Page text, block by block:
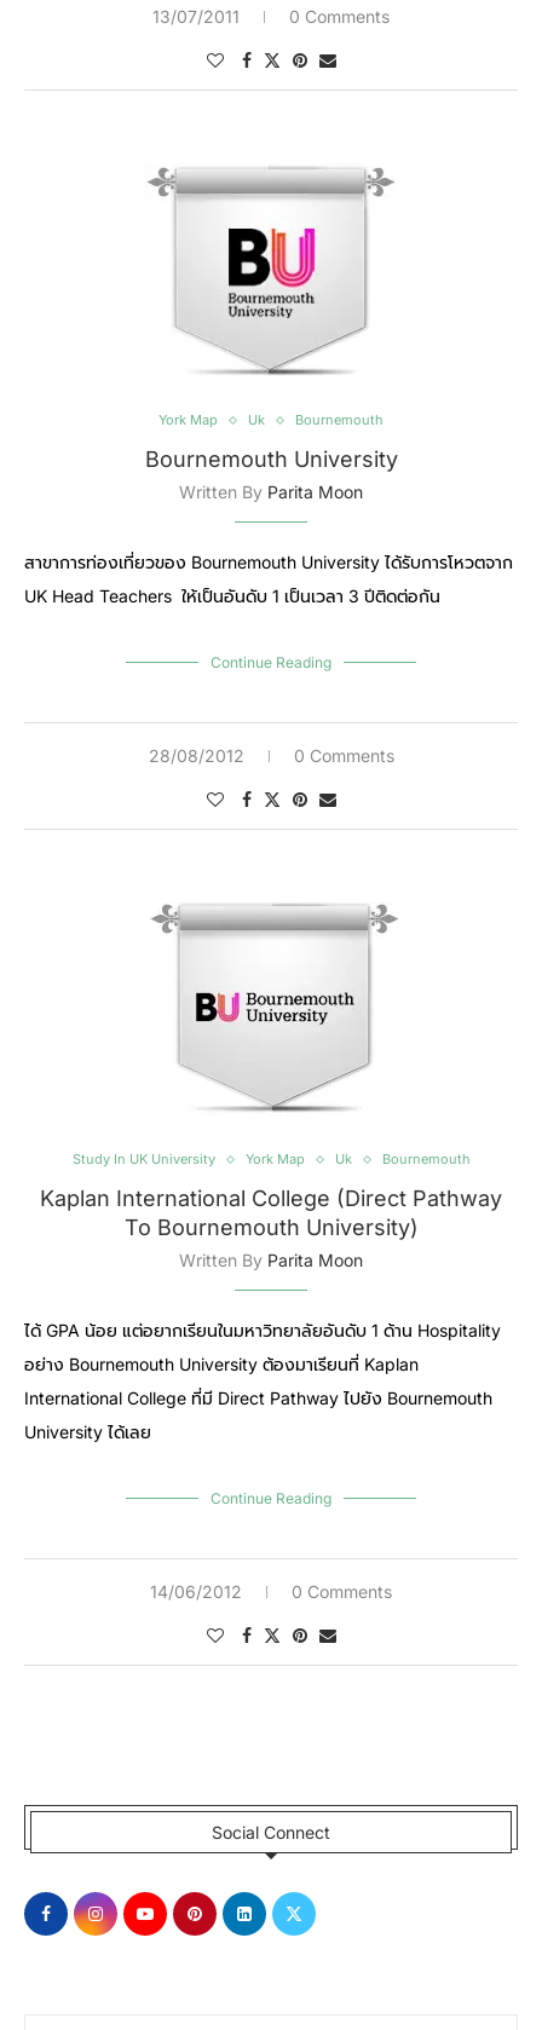
13/07/2011 0 Comments
York Map Uk Bournemouth
Bournemouth University
Written By Parita Moon
สาขาการท่องเที่ยวของ Bournemouth University ได้รับการโหวตจาก
UK Head Teachers ให้เป็นอันดับ 1 เป็นเวลา 3 ปีติดต่อกัน
Continue Reading
28/08/2012 0 Comments
Study In UK University York Map Uk Bournemouth
Kaplan International College (Direct Pathway
To Bournemouth University)
Written By Parita Moon
ได้ GPA น้อย แต่อยากเรียนในมหาวิทยาลัยอันดับ 1 ด้าน Hospitality
อย่าง Bournemouth University ต้องมาเรียนที่ Kaplan
International College ที่มี Direct Pathway ไปยัง Bournemouth
University ได้เลย
Continue Reading
14/06/2012 0 Comments
Social Connect